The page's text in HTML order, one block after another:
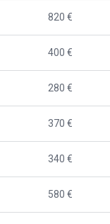
820 €
400 €
280 €
370 €
340 €
580 €